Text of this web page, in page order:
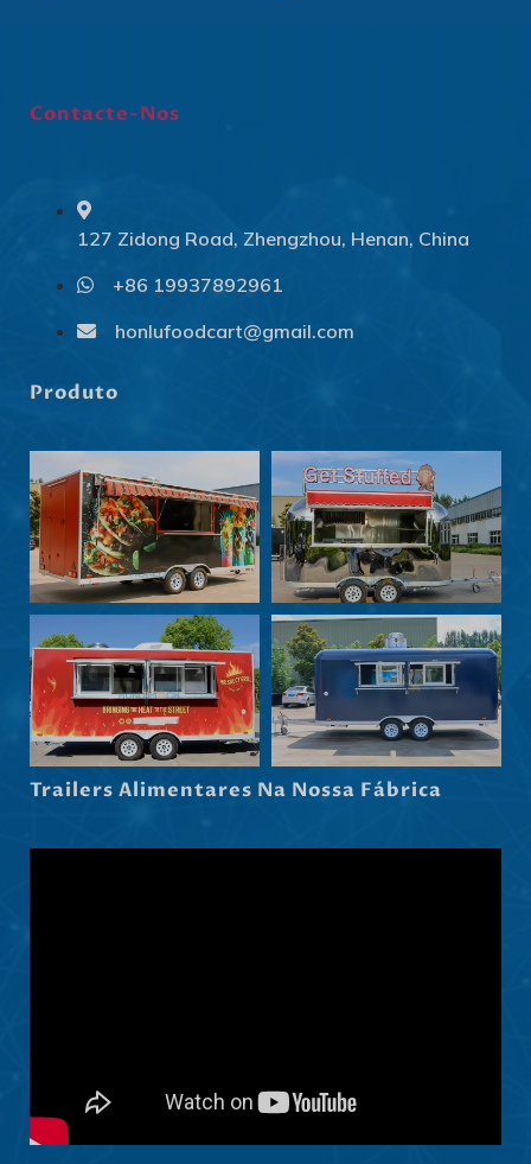
Contacte-Nos
127 Zidong Road, Zhengzhou, Henan, China
+86 19937892961
honlufoodcart@gmail.com
Produto
Trailers Alimentares Na Nossa Fábrica
Italiano
Русский
Slovenščina
Latviešu valoda
Dansk
Hrvatski
Српски језик
Norsk nynorsk
Maori
Eesti
Български
Slovenčina